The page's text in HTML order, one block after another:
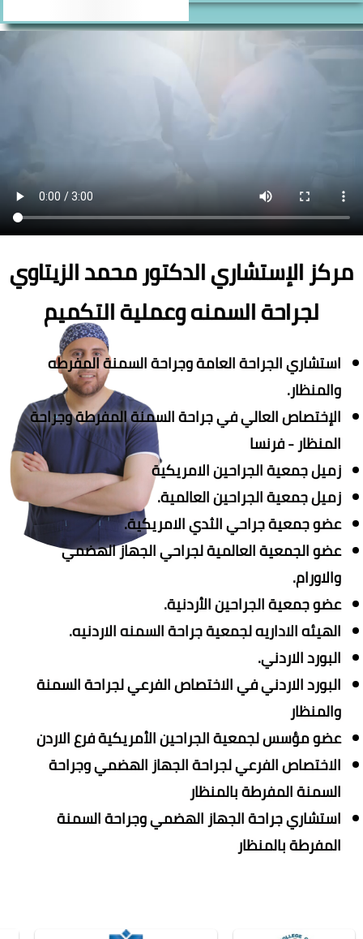
مركز الإستشاري الدكتور محمد الزيتاوي
لجراحة السمنه وعملية التكميم
استشاري الجراحة العامة وجراحة السمنة المفرطه
والمنظار.
الإختصاص العالي في جراحة السمنة المفرطة وجراحة
المنظار - فرنسا
زميل جمعية الجراحين الامريكية
زميل جمعية الجراحين العالمية.
عضو جمعية جراحي الثدي الامريكية.
عضو الجمعية العالمية لجراحي الجهاز الهضمي
والاورام.
عضو جمعية الجراحين الأردنية.
الهيئه الاداريه لجمعية جراحة السمنه الاردنيه.
البورد الاردني.
البورد الاردني في الاختصاص الفرعي لجراحة السمنة
والمنظار
عضو مؤسس لجمعية الجراحين الأمريكية فرع الاردن
الاختصاص الفرعي لجراحة الجهاز الهضمي وجراحة
السمنة المفرطة بالمنظار
استشاري جراحة الجهاز الهضمي وجراحة السمنة
المفرطة بالمنظار